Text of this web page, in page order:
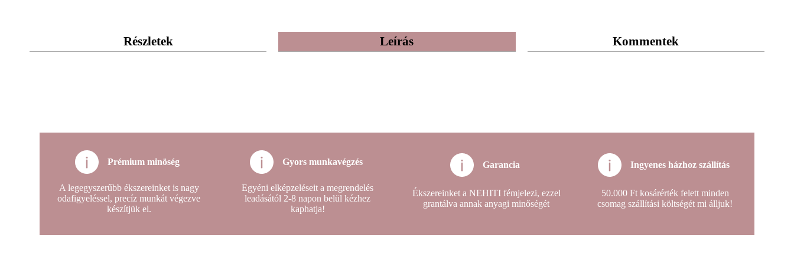
Részletek Leírás Kommentek
Prémium minöség
A legegyszerűbb ékszereinket is nagy
odafigyeléssel, precíz munkát végezve
készítjük el.
Gyors munkavégzés
Egyéni elképzeléseit a megrendelés
leadásától 2-8 napon belül kézhez
kaphatja!
Garancia
Ékszereinket a NEHITI fémjelezi, ezzel
grantálva annak anyagi minőségét
Ingyenes házhoz szállítás
50.000 Ft kosárérték felett minden
csomag szállítási költségét mi álljuk!